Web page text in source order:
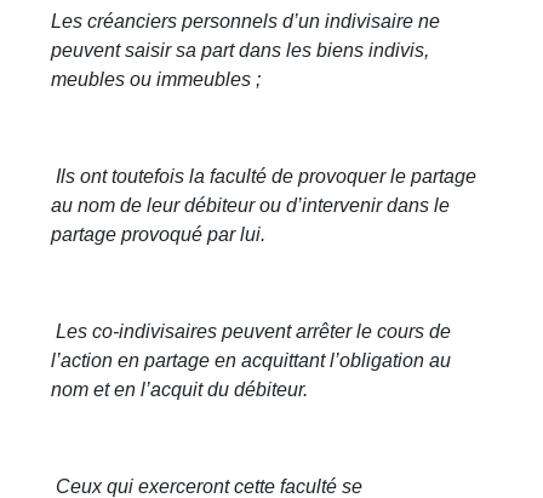
Les créanciers personnels d’un indivisaire ne
peuvent saisir sa part dans les biens indivis,
meubles ou immeubles ;
Ils ont toutefois la faculté de provoquer le partage
au nom de leur débiteur ou d’intervenir dans le
partage provoqué par lui.
Les co-indivisaires peuvent arrêter le cours de
l’action en partage en acquittant l’obligation au
nom et en l’acquit du débiteur.
Ceux qui exerceront cette faculté se